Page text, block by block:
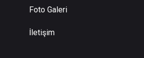
Foto Galeri
İletişim